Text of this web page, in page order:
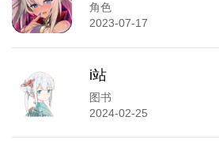
角色
2023-07-17
i站
图书
2024-02-25